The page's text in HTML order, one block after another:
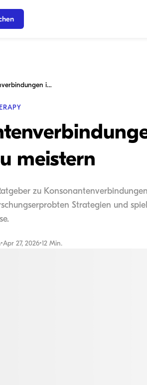
Kindern helfen, Konsonantenverbindungen in der Logopädie zu meistern
meistern
zu
Strategien und
•Apr 27, 2026•12 Min.